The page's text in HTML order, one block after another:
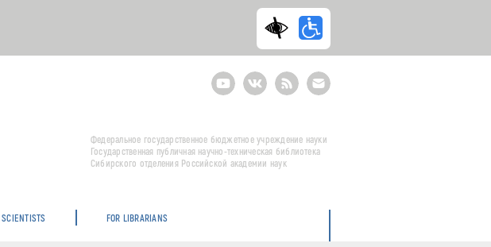
YoutubeВКонтактеRSS
E-
mail
подписка
Федеральное государственное бюджетное учреждение науки
Государственная публичная научно-техническая библиотека
Сибирского отделения Российской академии наук
SCIENTISTS
FOR LIBRARIANS